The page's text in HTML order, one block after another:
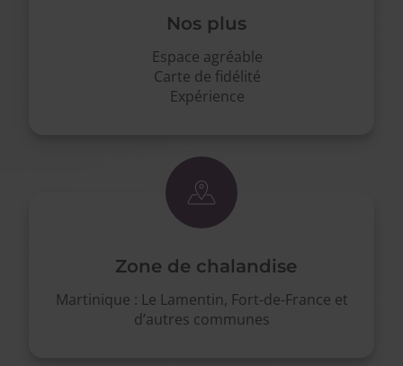
Nos plus
Espace agréable
Carte de fidélité
Expérience
Zone de chalandise
Martinique : Le Lamentin, Fort-de-France et
d’autres communes